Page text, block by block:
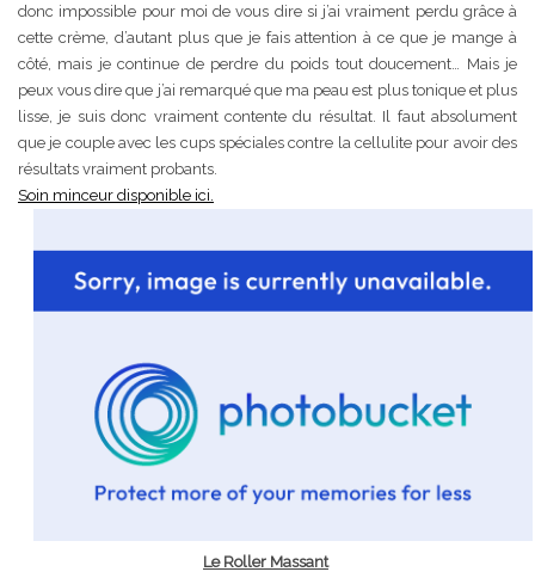
donc impossible pour moi de vous dire si j’ai vraiment perdu grâce à
cette crème, d’autant plus que je fais attention à ce que je mange à
côté, mais je continue de perdre du poids tout doucement… Mais je
peux vous dire que j’ai remarqué que ma peau est plus tonique et plus
lisse, je suis donc vraiment contente du résultat. Il faut absolument
que je couple avec les cups spéciales contre la cellulite pour avoir des
résultats vraiment probants.
Soin minceur disponible ici.
Le Roller Massant